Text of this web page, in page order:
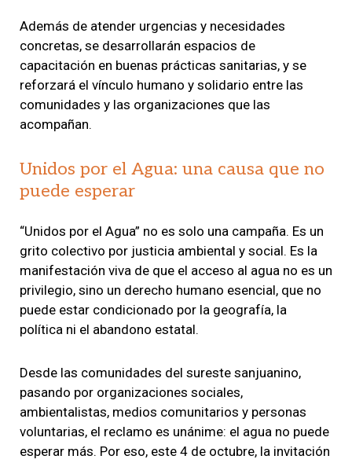
Además de atender urgencias y necesidades
concretas, se desarrollarán espacios de
capacitación en buenas prácticas sanitarias, y se
reforzará el vínculo humano y solidario entre las
comunidades y las organizaciones que las
acompañan.
Unidos por el Agua: una causa que no
puede esperar
“Unidos por el Agua” no es solo una campaña. Es un
grito colectivo por justicia ambiental y social. Es la
manifestación viva de que el acceso al agua no es un
privilegio, sino un derecho humano esencial, que no
puede estar condicionado por la geografía, la
política ni el abandono estatal.
Desde las comunidades del sureste sanjuanino,
pasando por organizaciones sociales,
ambientalistas, medios comunitarios y personas
voluntarias, el reclamo es unánime: el agua no puede
esperar más. Por eso, este 4 de octubre, la invitación